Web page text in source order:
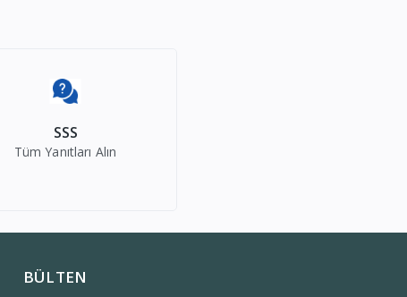
SSS
Tüm Yanıtları Alın
BÜLTEN